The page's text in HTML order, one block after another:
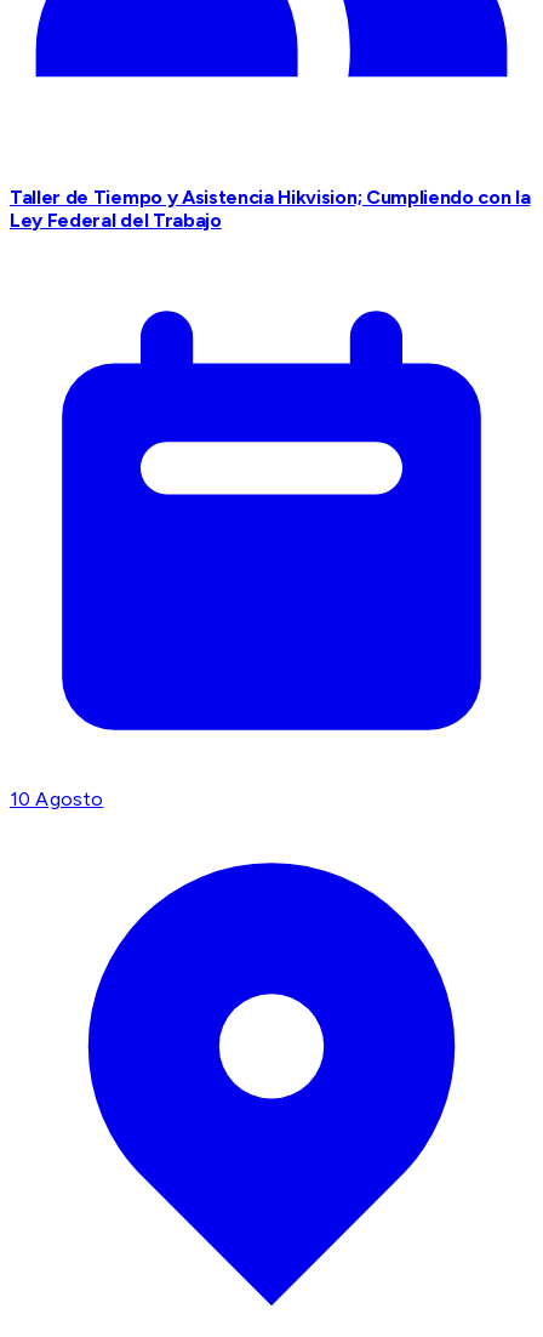
Taller de Tiempo y Asistencia Hikvision; Cumpliendo con la
Ley Federal del Trabajo
10 Agosto